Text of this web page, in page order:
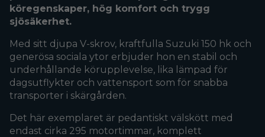
köregenskaper, hög komfort och trygg
sjösäkerhet.
Med sitt djupa V-skrov, kraftfulla Suzuki 150 hk och
generösa sociala ytor erbjuder hon en stabil och
underhållande körupplevelse, lika lämpad för
dagsutflykter och vattensport som för snabba
transporter i skärgården.
Det här exemplaret är pedantiskt välskött med
endast cirka 295 motortimmar, komplett